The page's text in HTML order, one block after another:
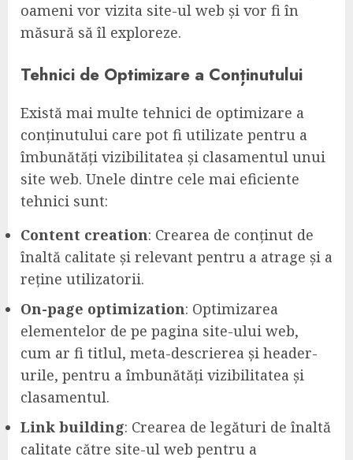
oameni vor vizita site-ul web și vor fi în
măsură să îl exploreze.
Tehnici de Optimizare a Conținutului
Există mai multe tehnici de optimizare a
conținutului care pot fi utilizate pentru a
îmbunătăți vizibilitatea și clasamentul unui
site web. Unele dintre cele mai eficiente
tehnici sunt:
Content creation: Crearea de conținut de
înaltă calitate și relevant pentru a atrage și a
reține utilizatorii.
On-page optimization: Optimizarea
elementelor de pe pagina site-ului web,
cum ar fi titlul, meta-descrierea și header-
urile, pentru a îmbunătăți vizibilitatea și
clasamentul.
Link building: Crearea de legături de înaltă
calitate către site-ul web pentru a